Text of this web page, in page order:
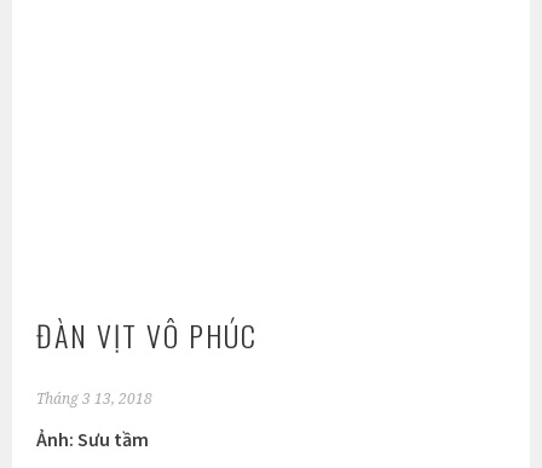
ĐÀN VỊT VÔ PHÚC
Tháng 3 13, 2018
Ảnh: Sưu tầm